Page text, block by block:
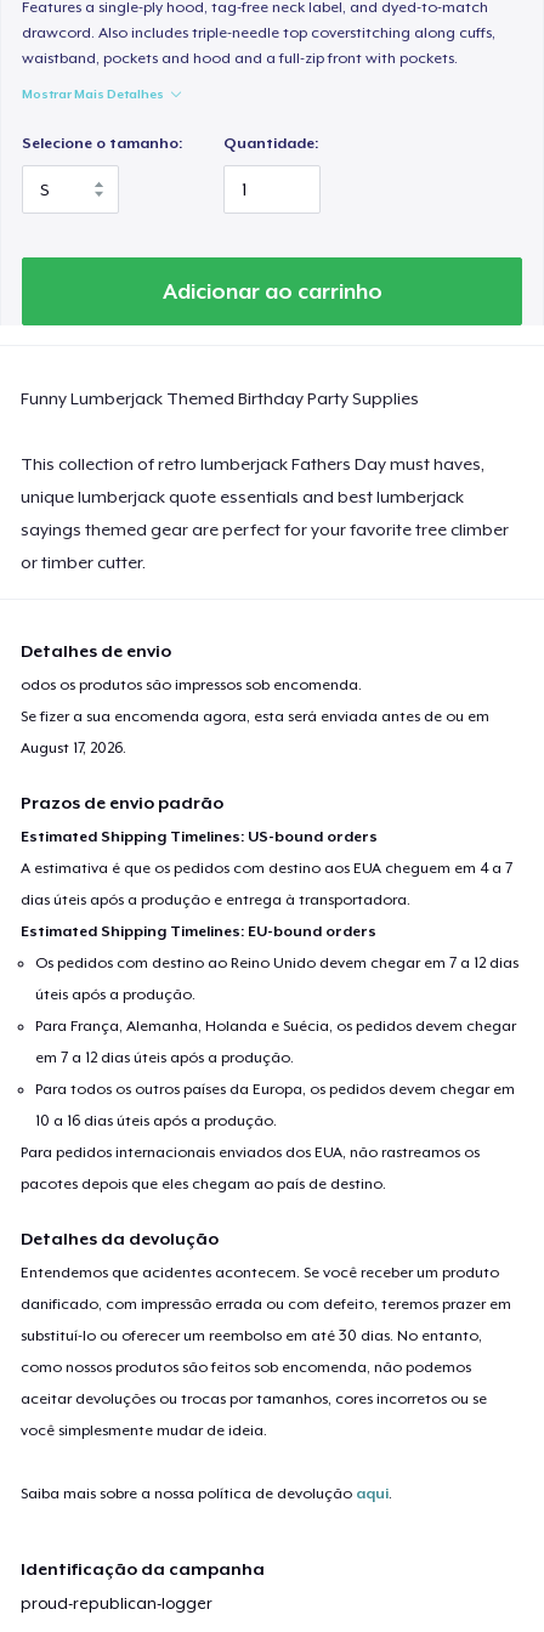
Features a single-ply hood, tag-free neck label, and dyed-to-match
drawcord. Also includes triple-needle top coverstitching along cuffs,
waistband, pockets and hood and a full-zip front with pockets.
Mostrar Mais Detalhes
Selecione o tamanho: Quantidade:
Adicionar ao carrinho
Funny Lumberjack Themed Birthday Party Supplies
This collection of retro lumberjack Fathers Day must haves,
unique lumberjack quote essentials and best lumberjack
sayings themed gear are perfect for your favorite tree climber
or timber cutter.
Detalhes de envio
odos os produtos são impressos sob encomenda.
Se fizer a sua encomenda agora, esta será enviada antes de ou em
August 17, 2026.
Prazos de envio padrão
Estimated Shipping Timelines: US-bound orders
A estimativa é que os pedidos com destino aos EUA cheguem em 4 a 7
dias úteis após a produção e entrega à transportadora.
Estimated Shipping Timelines: EU-bound orders
Os pedidos com destino ao Reino Unido devem chegar em 7 a 12 dias
úteis após a produção.
Para França, Alemanha, Holanda e Suécia, os pedidos devem chegar
em 7 a 12 dias úteis após a produção.
Para todos os outros países da Europa, os pedidos devem chegar em
10 a 16 dias úteis após a produção.
Para pedidos internacionais enviados dos EUA, não rastreamos os
pacotes depois que eles chegam ao país de destino.
Detalhes da devolução
Entendemos que acidentes acontecem. Se você receber um produto
danificado, com impressão errada ou com defeito, teremos prazer em
substituí-lo ou oferecer um reembolso em até 30 dias. No entanto,
como nossos produtos são feitos sob encomenda, não podemos
aceitar devoluções ou trocas por tamanhos, cores incorretos ou se
você simplesmente mudar de ideia.
Saiba mais sobre a nossa política de devolução aqui.
Identificação da campanha
proud-republican-logger
Women's Classic Tee
US$ 23,99
Women's Comfort Tee
Classic Tank Top
Essential Tee
US$ 24,99